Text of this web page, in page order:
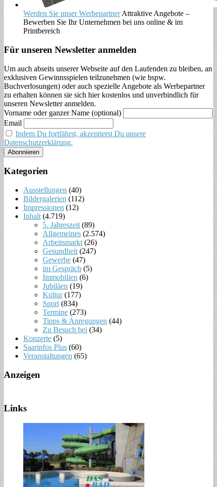
Werden Sie unser WerbepartnerAttraktive Angebote –
Bewerben Sie Ihr Unternehmen bei uns online & im
Printbereich
Für unseren Newsletter anmelden
Um auch abseits unserer Webseite auf den Laufenden zu bleiben, an
exklusiven Gewinnsspielen teilzunehmen (wie bspw.
Buchverlosungen) oder auch spezielle Angebote als Werbepartner
zu erhalten können sie sich hier kostenlos und unverbindlich für
unseren Newsletter anmelden.
Vorname oder ganzer Name (optional)
Email
Indem Du fortfährst, akzeptierst Du unsere
Datenschutzerklärung.
Kategorien
Ausstellungen (40)
Bildergalerien (112)
Impressionen (12)
Inhalt (4.719)
5. Jahreszeit (89)
Allgemeines (2.574)
Arbeitsmarkt (26)
Gesundheit (247)
Gewerbe (47)
im Gespräch (5)
Immobilien (6)
Jubiläen (19)
Kultur(177)
Sport (834)
Termine (273)
Tipps & Anregungen (44)
Zu Besuch bei (34)
Konzerte (5)
Saarinfos Plus (60)
Veranstaltungen (65)
Anzeigen
Links